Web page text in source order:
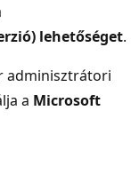
lehetőséget.
adminisztrátori
a Microsoft